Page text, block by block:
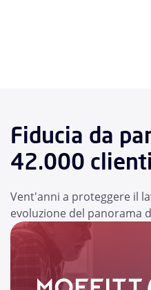
Fiducia da
42.000 clienti
Vent'anni a proteggere il
evoluzione del panorama